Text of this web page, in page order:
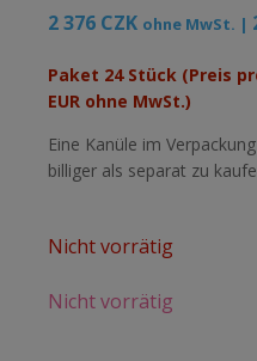
2 376 CZK ohne MwSt. |
Paket 24 Stück (Preis
EUR ohne MwSt.)
Eine Kanüle im
billiger als separat zu
Nicht vorrätig
Nicht vorrätig